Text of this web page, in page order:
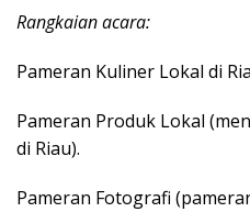
Rangkaian acara:
Pameran Kuliner Lokal di
Pameran Produk Lokal
di Riau).
Pameran Fotografi